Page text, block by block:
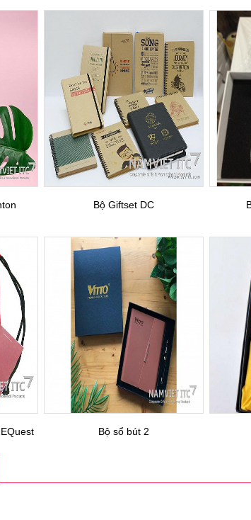
Bộ Giftset DC
Bộ sổ bút 2